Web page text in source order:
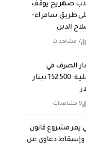
صهريج يوقف
طريق سامراء-
الدين
7 مشاهدات
الصرف في
الأسواق المحلية: 152,500 دينار
9 مشاهدات
يقر مشروع قانون
وإسقاط دعاوى عن